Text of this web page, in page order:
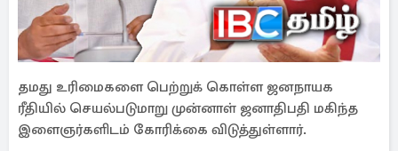
தமது உரிமைகளை பெற்றுக் கொள்ள ஜனநாயக
ரீதியில் செயல்படுமாறு முன்னாள் ஜனாதிபதி மகிந்த
இளைஞர்களிடம் கோரிக்கை விடுத்துள்ளார்.